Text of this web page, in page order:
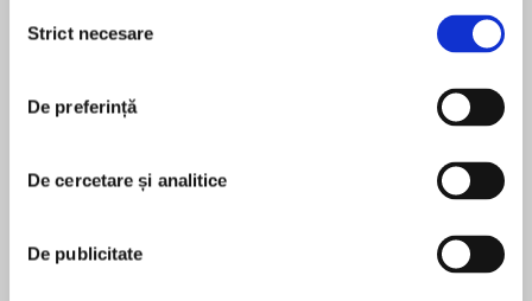
consimțământului
Strict necesare
De preferință
De cercetare și analitice
De publicitate
Savage ambition has brought common-born
Rhys Winterborne vast wealth and success. In
business and beyond, Rhys gets exactly what
he wants. And from the moment he meets the
determined to possess her. If he must take her
virtue to ensure she marries him, so much the
MAI MULT
pentru această carte
Lisa Kleypas graduated from Wellesley College